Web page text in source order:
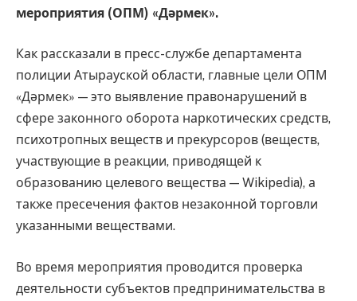
мероприятия (ОПМ) «Дәрмек».
Как рассказали в пресс-службе департамента
полиции Атырауской области, главные цели ОПМ
«Дәрмек» — это выявление правонарушений в
сфере законного оборота наркотических средств,
психотропных веществ и прекурсоров (веществ,
участвующие в реакции, приводящей к
образованию целевого вещества — Wikipedia), а
также пресечения фактов незаконной торговли
указанными веществами.
Во время мероприятия проводится проверка
деятельности субъектов предпринимательства в